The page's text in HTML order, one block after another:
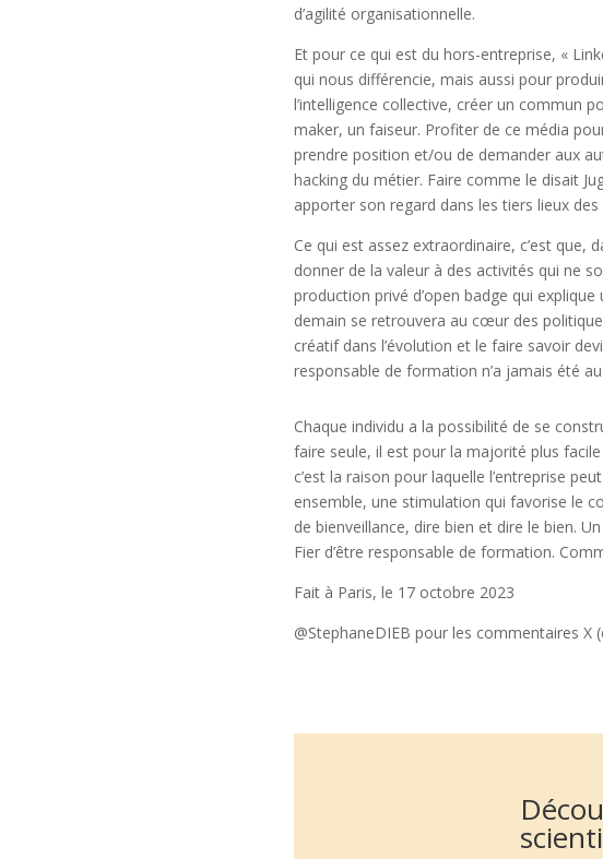
d’agilité organisationnelle.
Et pour ce qui est du hors-entreprise, «
qui nous différencie, mais aussi pour
l’intelligence collective, créer un commun
maker, un faiseur. Profiter de ce média
prendre position et/ou de demander aux
hacking du métier. Faire comme le disait
apporter son regard dans les tiers lieux
Ce qui est assez extraordinaire, c’est
donner de la valeur à des activités qui ne
production privé d’open badge qui
demain se retrouvera au cœur des
créatif dans l’évolution et le faire savoir
responsable de formation n’a jamais été
Chaque individu a la possibilité de se
faire seule, il est pour la majorité plus
c’est la raison pour laquelle l’entreprise
ensemble, une stimulation qui favorise le
de bienveillance, dire bien et dire le bien.
Fier d’être responsable de formation.
Fait à Paris, le 17 octobre 2023
@StephaneDIEB pour les commentaires X